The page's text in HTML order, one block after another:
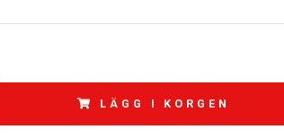
LÄGG I KORGEN